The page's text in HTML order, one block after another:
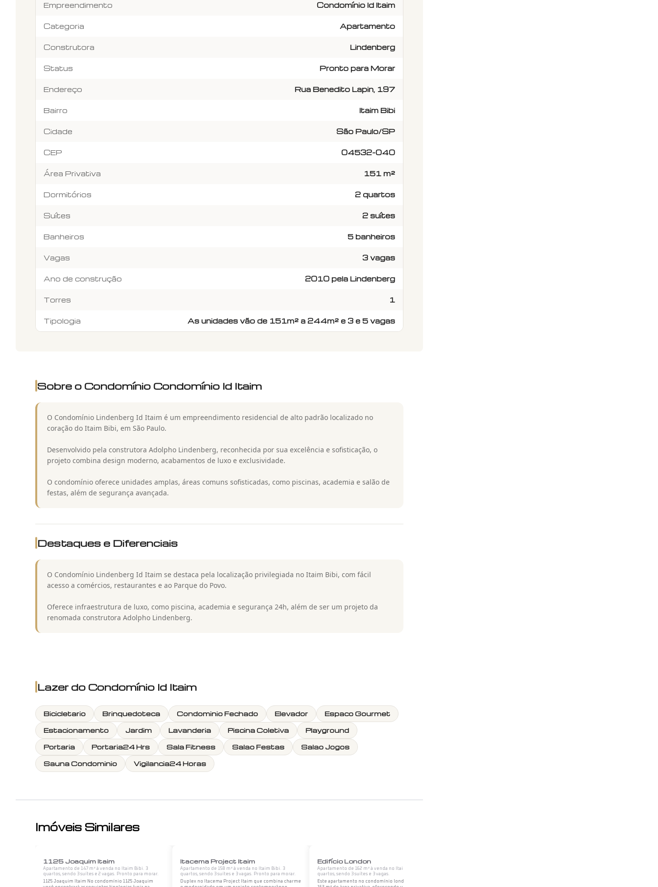
Empreendimento Condomínio Id Itaim
Categoria Apartamento
Construtora Lindenberg
Status Pronto para Morar
Endereço Rua Benedito Lapin, 197
Bairro Itaim Bibi
Cidade São Paulo/SP
CEP 04532-040
Área Privativa 151 m²
Dormitórios 2 quartos
Suítes 2 suítes
Banheiros 5 banheiros
Vagas 3 vagas
Ano de construção 2010 pela Lindenberg
Torres 1
Tipologia As unidades vão de 151m² a 244m² e 3 e 5 vagas
Sobre o Condomínio Condomínio Id Itaim
O Condomínio Lindenberg Id Itaim é um empreendimento residencial de alto padrão localizado no
coração do Itaim Bibi, em São Paulo.
Desenvolvido pela construtora Adolpho Lindenberg, reconhecida por sua excelência e sofisticação, o
projeto combina design moderno, acabamentos de luxo e exclusividade.
O condomínio oferece unidades amplas, áreas comuns sofisticadas, como piscinas, academia e salão de
festas, além de segurança avançada.
Destaques e Diferenciais
O Condomínio Lindenberg Id Itaim se destaca pela localização privilegiada no Itaim Bibi, com fácil
acesso a comércios, restaurantes e ao Parque do Povo.
Oferece infraestrutura de luxo, como piscina, academia e segurança 24h, além de ser um projeto da
renomada construtora Adolpho Lindenberg.
Lazer do Condomínio Id Itaim
Bicicletario Brinquedoteca Condominio Fechado Elevador
Espaco Gourmet
Estacionamento
Jardim Lavanderia Piscina Coletiva
Playground
Portaria
Portaria24 Hrs Sala Fitness Salao Festas
Salao Jogos
Sauna Condominio
Vigilancia24 Horas
Imóveis Similares
1125 Joaquim Itaim
Apartamento de 147 m² à venda no Itaim Bibi. 3
quartos, sendo 3 suítes e 2 vagas. Pronto para morar.
1125 Joaquim Itaim No condomínio 1125 Joaquim
Itacema Project Itaim
Apartamento de 158 m² à venda no Itaim Bibi. 3
quartos, sendo 3 suítes e 3 vagas. Pronto para morar.
Duplex no Itacema Project Itaim que combina charme
Edifício London
Apartamento de 162 m² à venda no Itaim Bibi. 3
quartos, sendo 3 suítes e 3 vagas.
Este apartamento no condomínio london conta com